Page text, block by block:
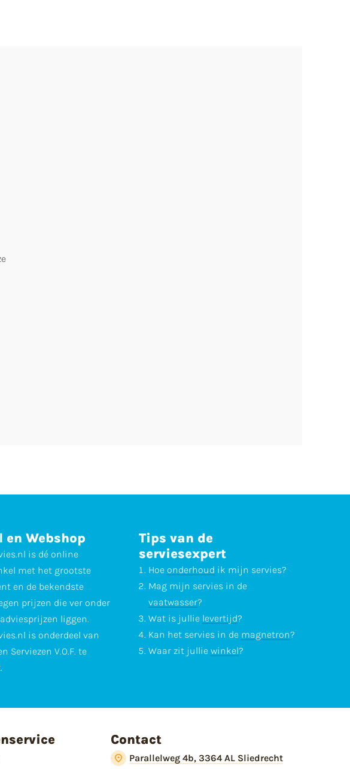
en Webshop
is dé online
met het grootste
en de bekendste
prijzen die ver onder
liggen.
is onderdeel van
Serviezen V.O.F. te
Tips van de
serviesexpert
Hoe onderhoud ik mijn servies?
Mag mijn servies in de
vaatwasser?
Wat is jullie levertijd?
Kan het servies in de magnetron?
Waar zit jullie winkel?
Contact
Parallelweg 4b, 3364 AL Sliedrecht